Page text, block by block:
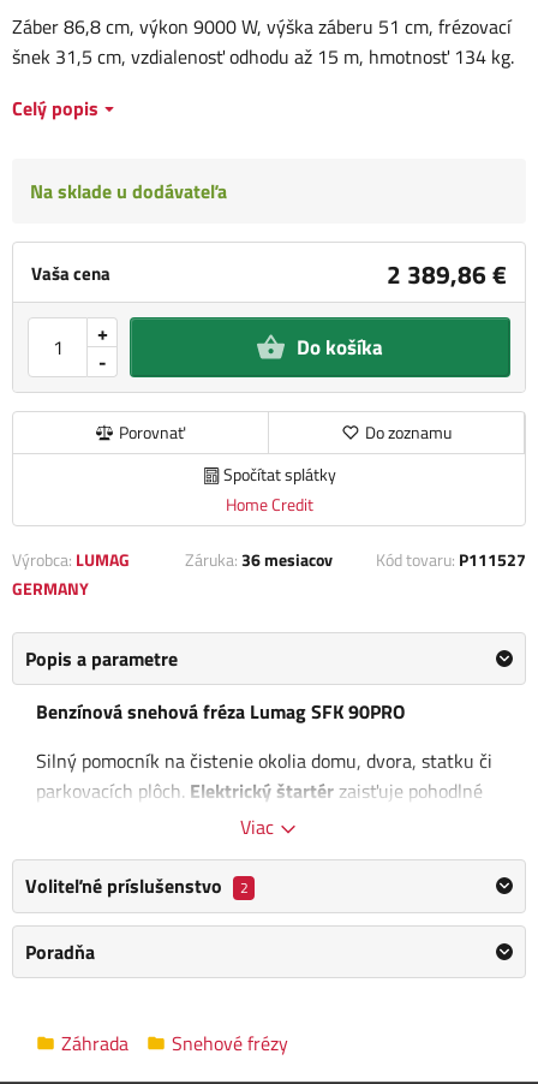
Vaša cena 2 389,86 €
-
+ Do košíka
Porovnať
Do zoznamu
Spočítat splátky
Home Credit
Záber 86,8 cm, výkon 9000 W, výška záberu 51 cm, frézovací
šnek 31,5 cm, vzdialenosť odhodu až 15 m, hmotnosť 134 kg.
Celý popis
Na sklade u dodávateľa
Výrobca: LUMAG
GERMANY
Záruka:36 mesiacov Kód tovaru: P111527
Popis a parametre
Benzínová snehová fréza Lumag SFK 90PRO
Silný pomocník na čistenie okolia domu, dvora, statku či
parkovacích plôch. Elektrický štartérzaisťuje pohodlné
spustenie, zatiaľ čo pásový systém pohonu garantuje
dosahujúcim až 15 metrov, a elektrickým nastavením
vyhadzovania a smeru zaisťuje efektívnu prácu. Vďaka
nastaviteľným klzným lyžinám a výškovo nastaviteľnému
vyhadzovaniu snehusa prispôsobí každému prostrediu.
vyhrievanými rukoväťami pre pohodlné a bezproblémové
použitie. mm
Viac
Voliteľné príslušenstvo 2
Poradňa
Záhrada Snehové frézy